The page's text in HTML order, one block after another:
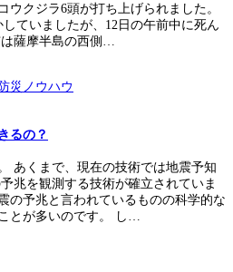
ウクジラ6頭が打ち上げられました。
ていましたが、12日の午前中に死ん
薩摩半島の西側…
防災ノウハウ
るの？
あくまで、現在の技術では地震予知
兆を観測する技術が確立されていま
の予兆と言われているものの科学的な
とが多いのです。 し…